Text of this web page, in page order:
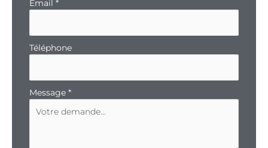
Email *
Téléphone
Message *